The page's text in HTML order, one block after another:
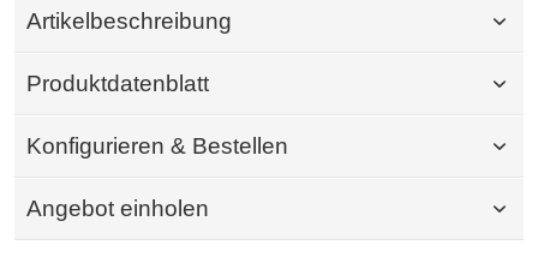
Artikelbeschreibung
Produktdatenblatt
Konfigurieren & Bestellen
Angebot einholen